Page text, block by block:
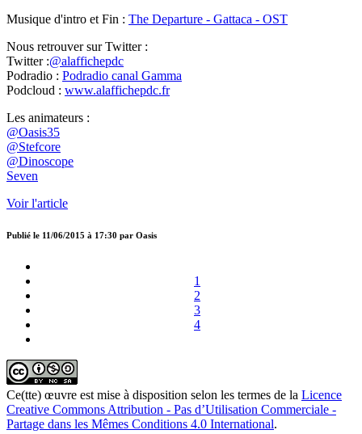
Musique d'intro et Fin : The Departure - Gattaca - OST
Nous retrouver sur Twitter :
Twitter :@alaffichepdc
Podradio : Podradio canal Gamma
Podcloud : www.alaffichepdc.fr
Les animateurs :
@Oasis35
@Stefcore
@Dinoscope
Seven
Voir l'article
Publié le 11/06/2015 à 17:30 par Oasis
1
2
3
4
Ce(tte) œuvre est mise à disposition selon les termes de la Licence
Creative Commons Attribution - Pas d’Utilisation Commerciale -
Partage dans les Mêmes Conditions 4.0 International.